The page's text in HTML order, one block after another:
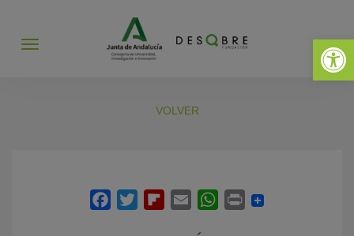
Abrir
Abrir
VOLVER